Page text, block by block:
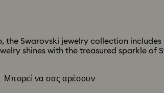
the Swarovski jewelry collection
shines with the treasured sparkle of
Μπορεί να σας αρέσουν